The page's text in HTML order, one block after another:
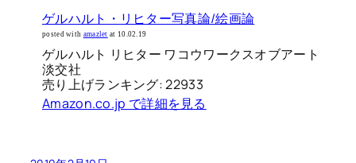
ゲルハルト・リヒター写真論/絵画論
posted with amazlet at 10.02.19
ゲルハルト リヒター ワコウワークスオブアート
淡交社
売り上げランキング: 22933
Amazon.co.jp で詳細を見る